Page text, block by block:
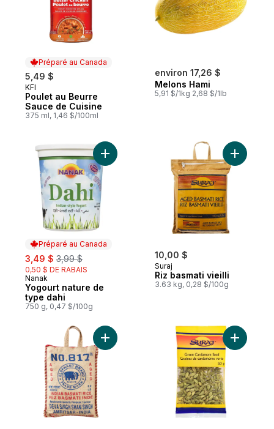
Préparé au Canada
5,49 $
Préparé au Canada
KFI
Poulet au Beurre
Sauce de Cuisine
375 ml, 1,46 $/100ml
environ 17,26 $
Melons Hami
5,91 $/1kg 2,68 $/1lb
Préparé au Canada
sale:
3,49 $ , formerly:
3,99 $
0,50 $ DE RABAIS
Préparé au Canada
Nanak
Yogourt nature de
type dahi
750 g, 0,47 $/100g
Ajouter Yogourt nature de type dahi au
10,00 $
Suraj
Riz basmati vieilli
3.63 kg, 0,28 $/100g
Ajouter
Ajouter Riz basmati indien au panierAjouter